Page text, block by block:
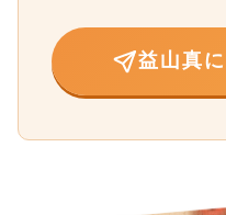
益山真